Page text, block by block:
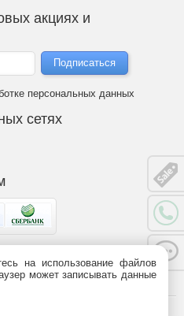
акциях и
персональных данных
сетях
437 ГК РФ). Информация о
работы.
на использование файлов
может записывать данные